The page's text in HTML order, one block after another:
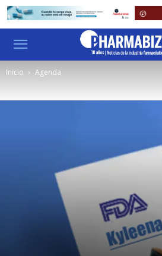
Inicio Agenda